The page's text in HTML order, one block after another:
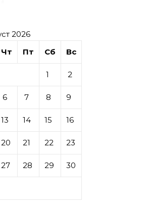
2026
Чт Пт Сб Вс
1 2
6 7 8 9
13 14 15 16
20 21 22 23
27 28 29 30